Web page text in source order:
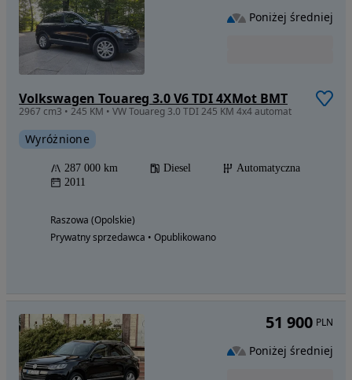
Volkswagen Touareg 3.0 V6 TDI 4XMot BMT
2967 cm3 • 245 KM • VW Touareg 3.0 TDI 245 KM 4x4 automat
Wyróżnione
287 000 km Diesel
Automatyczna
2011
Raszowa (Opolskie)
Prywatny sprzedawca • Opublikowano
Poniżej średniej
51 900 PLN
Poniżej średniej